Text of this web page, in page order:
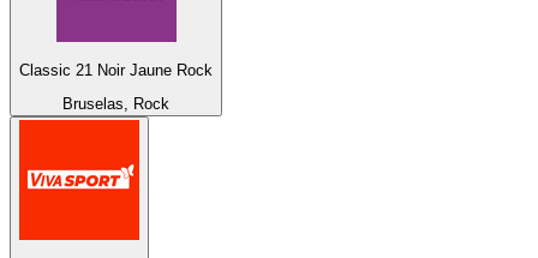
Classic 21 Noir Jaune Rock
Bruselas, Rock